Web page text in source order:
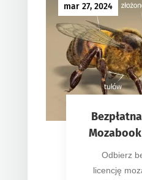
mar 27, 2024
Odbierz
licencję